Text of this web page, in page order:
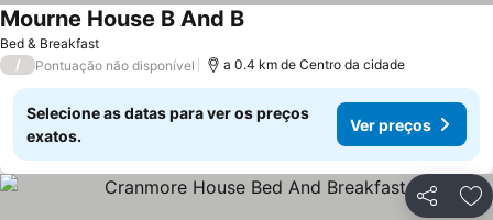
Bed & Breakfast
Mourne House B And B
/ Pontuação não disponível a 0.4 km de Centro da cidade
Selecione as datas para ver os preços
exatos.
Ver preços
Partilhar